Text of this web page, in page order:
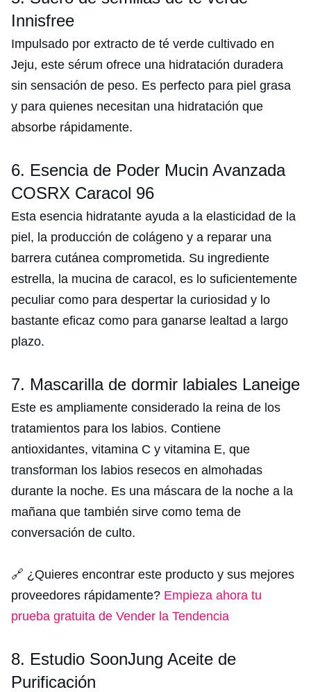
Innisfree
Impulsado por extracto de té verde cultivado en
Jeju, este sérum ofrece una hidratación duradera
sin sensación de peso. Es perfecto para piel grasa
y para quienes necesitan una hidratación que
absorbe rápidamente.
6. Esencia de Poder Mucin Avanzada
COSRX Caracol 96
Esta esencia hidratante ayuda a la elasticidad de la
piel, la producción de colágeno y a reparar una
barrera cutánea comprometida. Su ingrediente
estrella, la mucina de caracol, es lo suficientemente
peculiar como para despertar la curiosidad y lo
bastante eficaz como para ganarse lealtad a largo
plazo.
7. Mascarilla de dormir labiales Laneige
Este es ampliamente considerado la reina de los
tratamientos para los labios. Contiene
antioxidantes, vitamina C y vitamina E, que
transforman los labios resecos en almohadas
durante la noche. Es una máscara de la noche a la
mañana que también sirve como tema de
conversación de culto.
🔗 ¿Quieres encontrar este producto y sus mejores
proveedores rápidamente? Empieza ahora tu
prueba gratuita de Vender la Tendencia
8. Estudio SoonJung Aceite de
Purificación